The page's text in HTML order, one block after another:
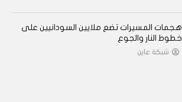
هجمات المسيرات تضع ملايين السودانيين على
خطوط النار والجوع
شبكة عاين